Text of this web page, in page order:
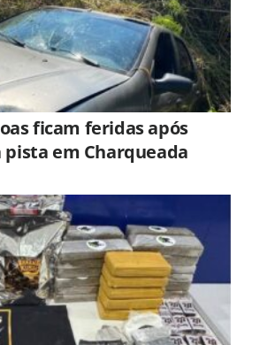
ficam feridas após
pista em Charqueada